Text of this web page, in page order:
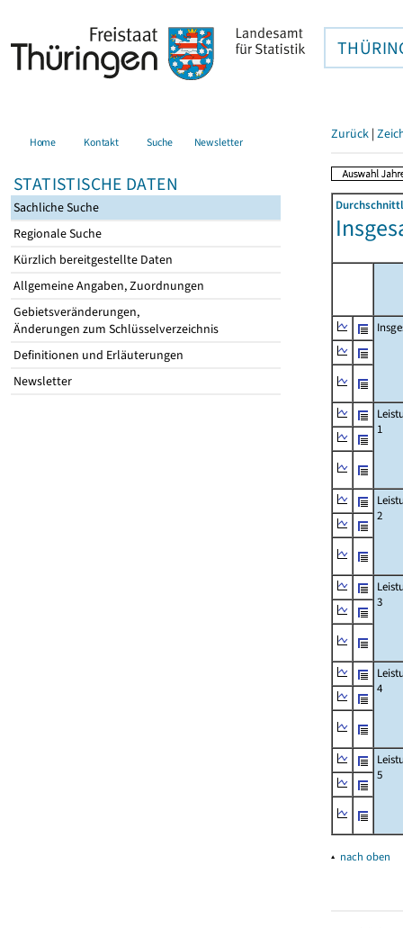
Home Kontakt Suche Newsletter
STATISTISCHE DATEN
Sachliche Suche
Regionale Suche
Kürzlich bereitgestellte Daten
Allgemeine Angaben, Zuordnungen
Gebietsveränderungen,
Änderungen zum Schlüsselverzeichnis
Definitionen und Erläuterungen
Newsletter
Zurück |
1
2
3
4
5
▴ nach oben